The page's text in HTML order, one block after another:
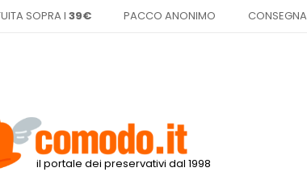
SOPRA I 39€ PACCO ANONIMO CONSEGNA
il portale dei preservativi dal 1998